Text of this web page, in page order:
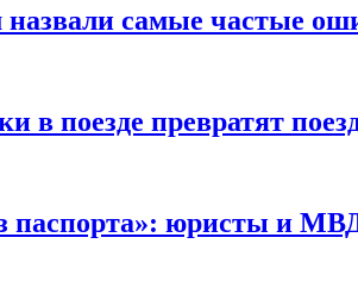
назвали самые частые
в поезде превратят
паспорта»: юристы и